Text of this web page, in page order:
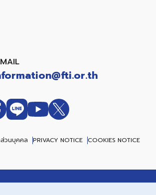
วนบุคคล PRIVACY NOTICE COOKIES NOTICE